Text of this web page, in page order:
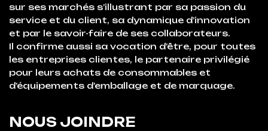
sur ses marchés s’illustrant par sa passion du
service et du client, sa dynamique d’innovation
et par le savoir-faire de ses collaborateurs.
Il confirme aussi sa vocation d’être, pour toutes
les entreprises clientes, le partenaire privilégié
pour leurs achats de consommables et
d’équipements d’emballage et de marquage.
NOUS JOINDRE